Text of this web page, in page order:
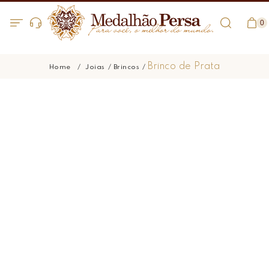
0
Joias Brincos Brinco de Prata